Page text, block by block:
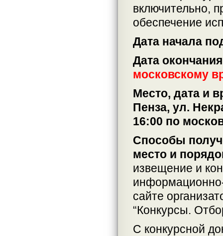
включительно,
обеспечение
Дата начала
Дата
московскому
Место, дата и
Пенза, ул.
16:00 по
Способы
место и
извещение и
сайте
“Конкурсы.
С конкурсной